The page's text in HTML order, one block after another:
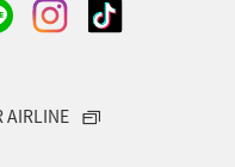
AIRLINE